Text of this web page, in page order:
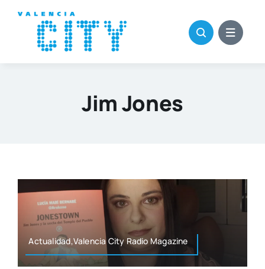
contenido
Jim Jones
Actualidad,Valencia City Radio Maga­zi­ne